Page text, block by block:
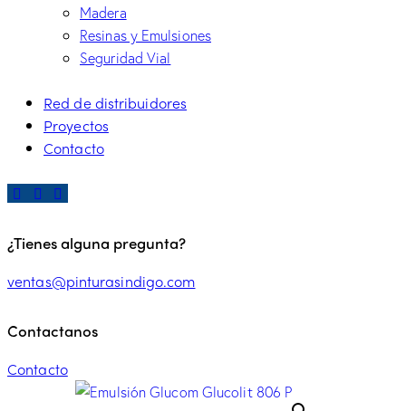
Madera
Resinas y Emulsiones
Seguridad Vial
Red de distribuidores
Proyectos
Contacto
¿Tienes alguna pregunta?
ventas@pinturasindigo.com
Contactanos
Contacto